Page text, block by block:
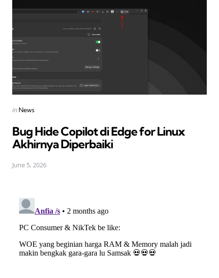
Posted
in News
Bug Hide Copilot di Edge for Linux
Akhirnya Diperbaiki
June 5, 2026